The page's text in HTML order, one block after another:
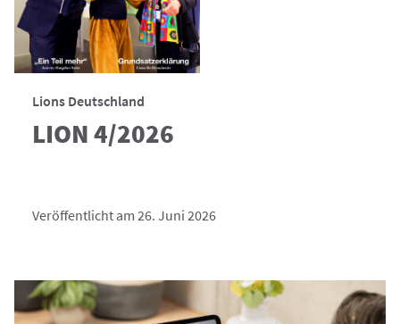
Lions Deutschland
LION 4/2026
Veröffentlicht am 26. Juni 2026